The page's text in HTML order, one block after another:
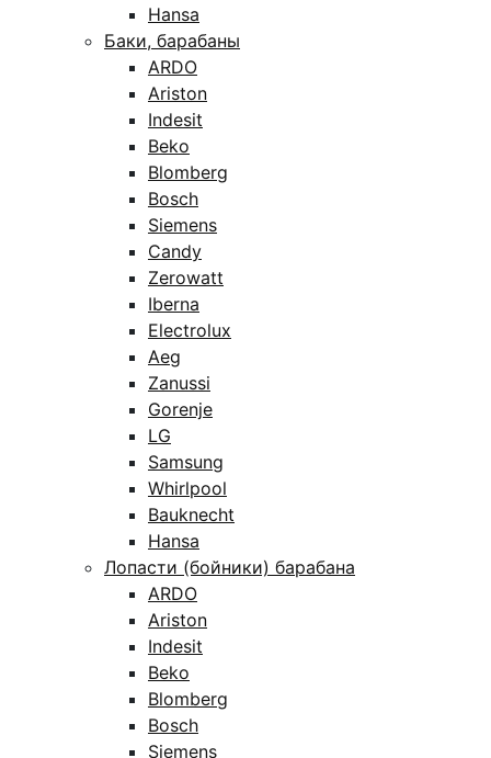
Hansa
Баки, барабаны
ARDO
Ariston
Indesit
Beko
Blomberg
Bosch
Siemens
Candy
Zerowatt
Iberna
Electrolux
Aeg
Zanussi
Gorenje
LG
Samsung
Whirlpool
Bauknecht
Hansa
Лопасти (бойники) барабана
ARDO
Ariston
Indesit
Beko
Blomberg
Bosch
Siemens